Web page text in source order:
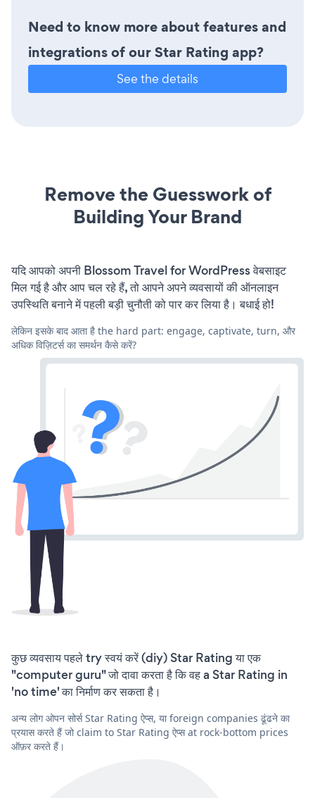
Need to know more about features and
integrations of our Star Rating app?
See the details
Remove the Guesswork of
Building Your Brand
यदि आपको अपनी Blossom Travel for WordPress वेबसाइट
मिल गई है और आप चल रहे हैं, तो आपने अपने व्यवसायों की ऑनलाइन
उपस्थिति बनाने में पहली बड़ी चुनौती को पार कर लिया है। बधाई हो!
लेकिन इसके बाद आता है the hard part: engage, captivate, turn, और
अधिक विज़िटर्स का समर्थन कैसे करें?
कुछ व्यवसाय पहले try स्वयं करें (diy) Star Rating या एक
"computer guru" जो दावा करता है कि वह a Star Rating in
'no time' का निर्माण कर सकता है।
अन्य लोग ओपन सोर्स Star Rating ऐप्स, या foreign companies ढूंढने का
प्रयास करते हैं जो claim to Star Rating ऐप्स at rock-bottom prices
ऑफ़र करते हैं।